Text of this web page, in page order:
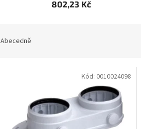
802,23 Kč
Abecedně
Kód: 0010024098